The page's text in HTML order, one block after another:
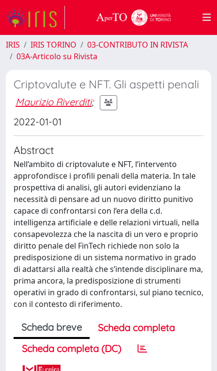
IRIS IRIS TORINO
03-CONTRIBUTO IN RIVISTA
03A-Articolo su Rivista
Criptovalute e NFT. Gli aspetti penali
Maurizio Riverditi;
2022-01-01
Abstract
Nell’ambito di criptovalute e NFT, l’intervento
approfondisce i profili penali della materia. In tale
prospettiva di analisi, gli autori evidenziano la
necessità di pensare ad un nuovo diritto punitivo
capace di confrontarsi con l’era della c.d.
intelligenza artificiale e delle relazioni virtuali, nella
consapevolezza che la nascita di un vero e proprio
diritto penale del FinTech richiede non solo la
predisposizione di un sistema normativo in grado
di adattarsi alla realtà che s’intende disciplinare ma,
prima ancora, la predisposizione di strumenti
operativi in grado di confrontarsi, sul piano tecnico,
con il contesto di riferimento.
Scheda breve
Scheda completa
Scheda completa (DC)